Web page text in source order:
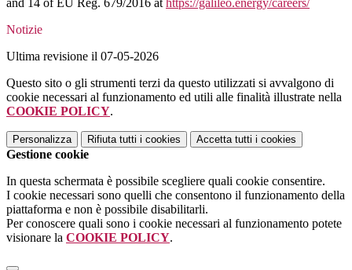
and 14 of EU Reg. 679/2016 at https://galileo.energy/careers/
Notizie
Ultima revisione il 07-05-2026
Questo sito o gli strumenti terzi da questo utilizzati si avvalgono di
cookie necessari al funzionamento ed utili alle finalità illustrate nella
COOKIE POLICY.
Personalizza Rifiuta tutti i cookies Accetta tutti i cookies
Gestione cookie
In questa schermata è possibile scegliere quali cookie consentire.
I cookie necessari sono quelli che consentono il funzionamento della
piattaforma e non è possibile disabilitarli.
Per conoscere quali sono i cookie necessari al funzionamento potete
visionare la COOKIE POLICY.